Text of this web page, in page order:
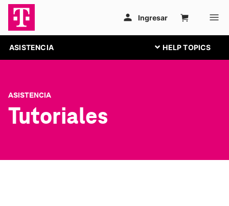
ASISTENCIA
ASISTENCIA
Tutoriales